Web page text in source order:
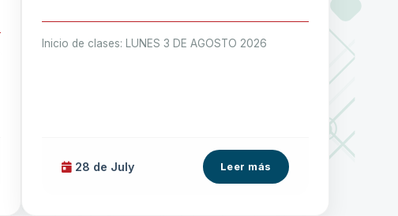
Inicio de clases: LUNES 3 DE AGOSTO 2026
28 de July Leer más